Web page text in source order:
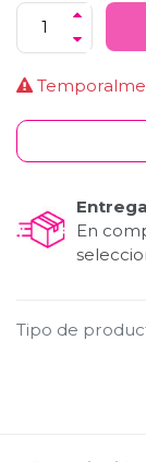
En
Tipo de